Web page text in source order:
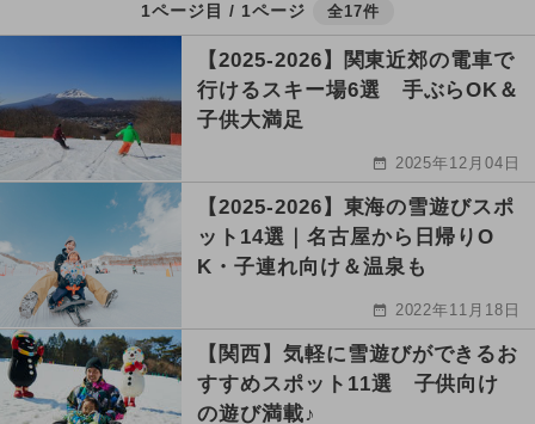
1ページ目 / 1ページ 全17件
【2025-2026】関東近郊の電車で
行けるスキー場6選 手ぶらOK＆
子供大満足
2025年12月04日
【2025-2026】東海の雪遊びスポ
ット14選｜名古屋から日帰りO
K・子連れ向け＆温泉も
2022年11月18日
【関西】気軽に雪遊びができるお
すすめスポット11選 子供向け
の遊び満載♪